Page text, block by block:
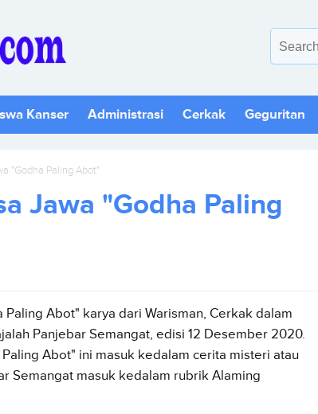
Kanser Administrasi Cerkak Geguritan
"Godha Paling Abot"
Jawa "Godha Paling
Paling Abot" karya dari Warisman, Cerkak dalam
Panjebar Semangat, edisi 12 Desember 2020.
Abot" ini masuk kedalam cerita misteri atau
Semangat masuk kedalam rubrik Alaming